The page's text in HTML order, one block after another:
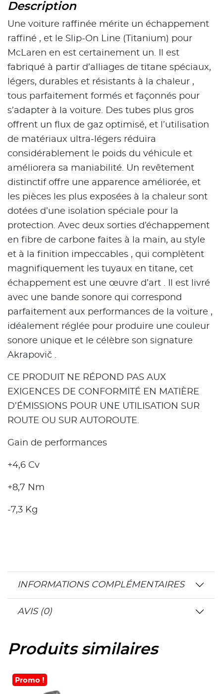
Description
Une voiture raffinée mérite un échappement
raffiné , et le Slip-On Line (Titanium) pour
McLaren en est certainement un. Il est
fabriqué à partir d’alliages de titane spéciaux,
légers, durables et résistants à la chaleur ,
tous parfaitement formés et façonnés pour
s’adapter à la voiture. Des tubes plus gros
offrent un flux de gaz optimisé, et l’utilisation
de matériaux ultra-légers réduira
considérablement le poids du véhicule et
améliorera sa maniabilité. Un revêtement
distinctif offre une apparence améliorée, et
les pièces les plus exposées à la chaleur sont
dotées d’une isolation spéciale pour la
protection. Avec deux sorties d’échappement
en fibre de carbone faites à la main, au style
et à la finition impeccables , qui complètent
magnifiquement les tuyaux en titane, cet
échappement est une œuvre d’art . Il est livré
avec une bande sonore qui correspond
parfaitement aux performances de la voiture ,
idéalement réglée pour produire une couleur
sonore unique et le célèbre son signature
Akrapovič .
CE PRODUIT NE RÉPOND PAS AUX
EXIGENCES DE CONFORMITÉ EN MATIÈRE
D’ÉMISSIONS POUR UNE UTILISATION SUR
ROUTE OU SUR AUTOROUTE.
Gain de performances
+4,6 Cv
+8,7 Nm
-7,3 Kg
INFORMATIONS COMPLÉMENTAIRES
AVIS (0)
Produits similaires
Promo !